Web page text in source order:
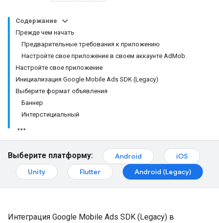
Содержание
Прежде чем начать
Предварительные требования к приложению
Настройте свое приложение в своем аккаунте AdMob.
Настройте свое приложение
Инициализация Google Mobile Ads SDK (Legacy)
Выберите формат объявления
Баннер
Интерстициальный
Выберите платформу: Android
iOS
Unity
Flutter Android (Legacy)
Интеграция Google Mobile Ads SDK (Legacy) в